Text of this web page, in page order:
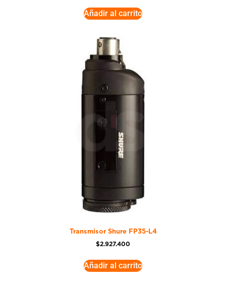
Añadir al carrito
Transmisor Shure FP35-L4
$2.927.400
Añadir al carrito